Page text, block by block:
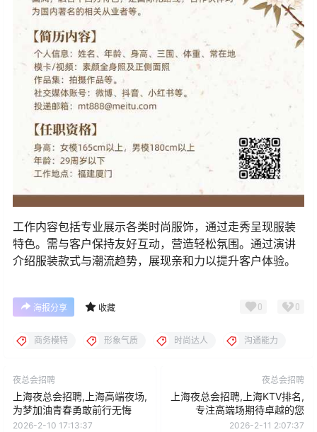
工作内容包括专业展示各类时尚服饰，通过走秀呈现服装
特色。需与客户保持友好互动，营造轻松氛围。通过演讲
介绍服装款式与潮流趋势，展现亲和力以提升客户体验。
海报分享 收藏 0 0
商务模特 形象气质 时尚达人 沟通能力
夜总会招聘
上海夜总会招聘,上海高端夜场,
为梦加油青春勇敢前行无悔
2026-2-10 17:13:37
夜总会招聘
上海夜总会招聘,上海KTV排名,
专注高端场期待卓越的您
2026-2-11 2:07:37